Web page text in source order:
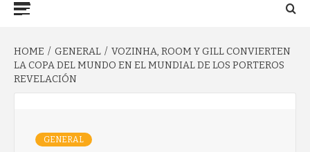
HOME GENERAL
VOZINHA, ROOM Y GILL CONVIERTEN
LA COPA DEL MUNDO EN EL MUNDIAL DE LOS PORTEROS
REVELACIÓN
GENERAL